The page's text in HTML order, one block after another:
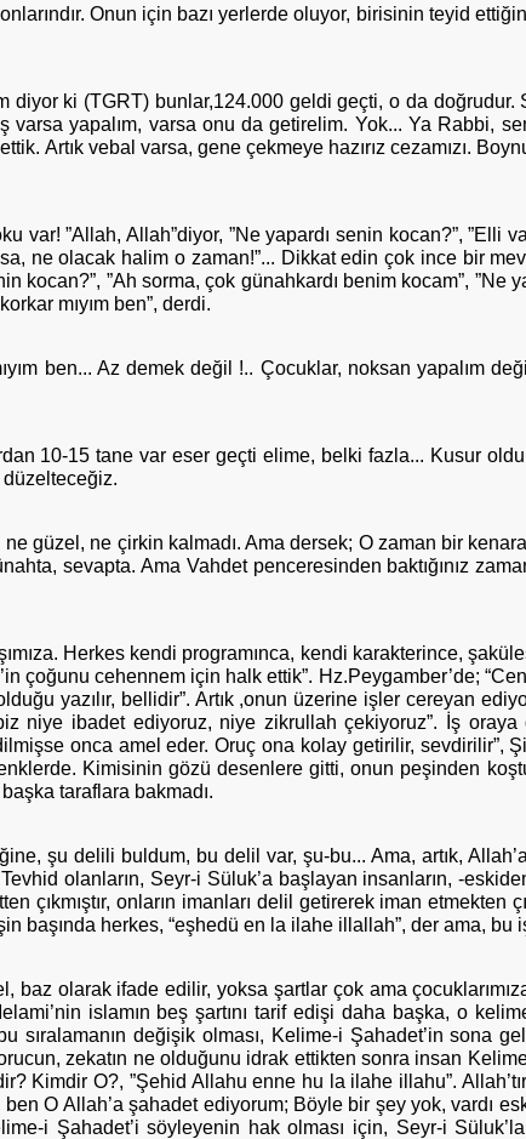
Onun için bazı yerlerde oluyor, birisinin teyid
ki (TGRT) bunlar,124.000 geldi geçti, o da doğrudur.
varsa yapalım, varsa onu da getirelim. Yok... Ya Rabbi,
Artık vebal varsa, gene çekmeye hazırız cezamızı.
”Allah, Allah”diyor, ”Ne yapardı senin kocan?”, ”Elli
ne olacak halim o zaman!”... Dikkat edin çok ince bir
”Ah sorma, çok günahkardı benim kocam”, ”Ne
mıyım ben”, derdi.
ben... Az demek değil !.. Çocuklar, noksan yapalım
10-15 tane var eser geçti elime, belki fazla... Kusur
düzelteceğiz.
güzel, ne çirkin kalmadı. Ama dersek; O zaman bir kenara
sevapta. Ama Vahdet penceresinden baktığınız
Herkes kendi programınca, kendi karakterince,
çoğunu cehennem için halk ettik”. Hz.Peygamber’de;
yazılır, bellidir”. Artık ,onun üzerine işler cereyan
niye ibadet ediyoruz, niye zikrullah çekiyoruz”. İş oraya
onca amel eder. Oruç ona kolay getirilir, sevdirilir”,
Kimisinin gözü desenlere gitti, onun peşinden
taraflara bakmadı.
şu delili buldum, bu delil var, şu-bu... Ama, artık,
olanların, Seyr-i Süluk’a başlayan insanların, -
çıkmıştır, onların imanları delil getirerek iman etmekten
başında herkes, “eşhedü en la ilahe illallah”, der ama, bu
olarak ifade edilir, yoksa şartlar çok ama
islamın beş şartını tarif edişi daha başka, o
değişik olması, Kelime-i Şahadet’in sona
zekatın ne olduğunu idrak ettikten sonra insan
Kimdir O?, ”Şehid Allahu enne hu la ilahe illahu”.
O Allah’a şahadet ediyorum; Böyle bir şey yok, vardı
i Şahadet’i söyleyenin hak olması için, Seyr-i